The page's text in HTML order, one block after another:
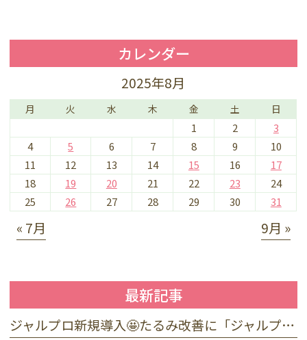
カレンダー
2025年8月
月 火 水 木 金 土 日
1 2
3
4
5 6 7 8 9
10
11
12 13 14 15 16
17
18
19 20 21 22 23
24
25
26 27 28 29 30 31
« 7月 9月 »
最新記事
ジャルプロ新規導入🤩たるみ改善に「ジャルプロ・スーパーハイドロ」💉目元のくま・小じわに「ジャルプロヤングアイ」👀